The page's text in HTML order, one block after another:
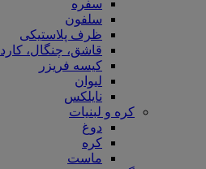
سفره
سلفون
ظرف پلاستیکی
قاشق، چنگال، کارد
کیسه فریزر
لیوان
نایلکس
کره و لبنیات
دوغ
کره
ماست